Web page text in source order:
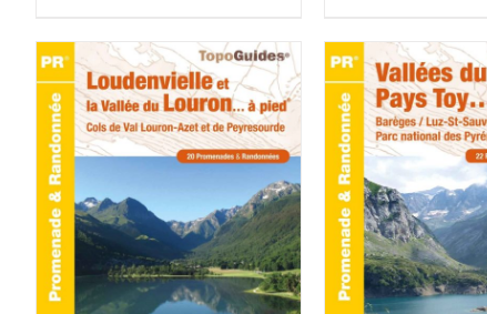
ACHETER LE PRODUIT
/
DÉTAILS
ACHETER LE
DÉTAILS